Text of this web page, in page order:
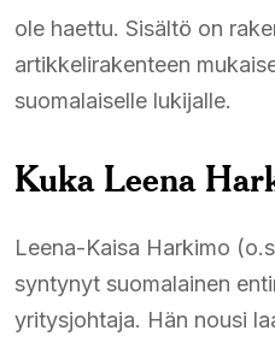
ole haettu. Sisältö on
artikkelirakenteen
suomalaiselle lukijalle.
Kuka Leena
Leena-Kaisa Harkimo
syntynyt suomalainen
yritysjohtaja. Hän nousi